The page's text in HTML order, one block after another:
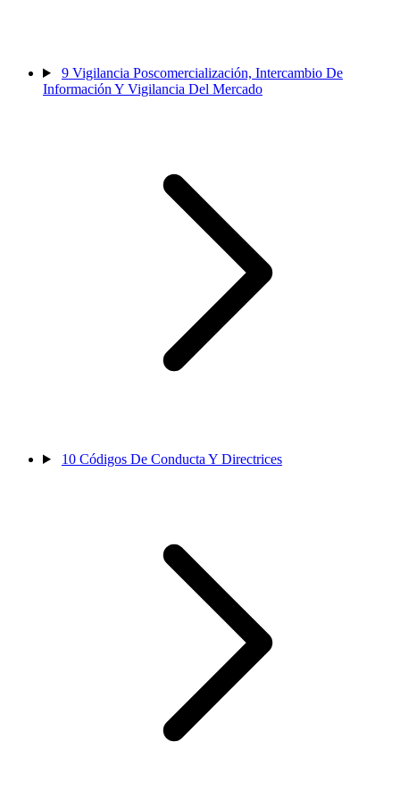
9 Vigilancia Poscomercialización, Intercambio De
Información Y Vigilancia Del Mercado
10 Códigos De Conducta Y Directrices